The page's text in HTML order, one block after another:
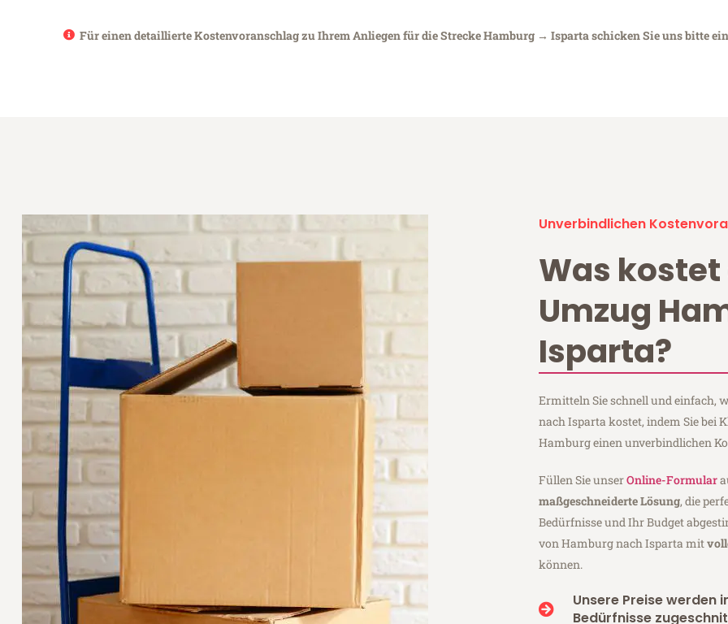
Für einen detaillierte Kostenvoranschlag zu Ihrem Anliegen für die Strecke Hamburg → Isparta schicken Sie uns bitte
Unverbindlichen
Was kostet
Umzug
Isparta?
Ermitteln Sie schnell und einfach,
nach Isparta kostet, indem Sie bei
Hamburg einen unverbindlichen
Füllen Sie unserOnline-Formular
maßgeschneiderte Lösung, die
Bedürfnisse und Ihr Budget
von Hamburg nach Isparta mit
können.
Unsere Preise werden
Bedürfnisse